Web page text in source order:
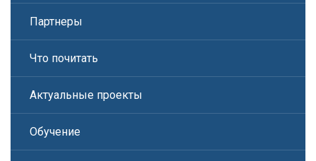
Партнеры
Что почитать
Актуальные проекты
Обучение